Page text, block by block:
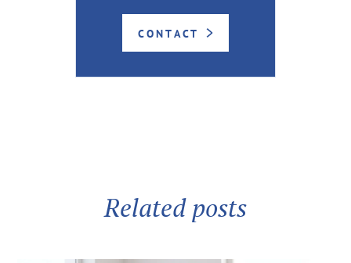
CONTACT
Related posts